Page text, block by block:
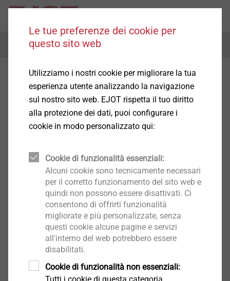
Menu
Le tue preferenze dei cookie per
questo sito web
Utilizziamo i nostri cookie per migliorare la tua
esperienza utente analizzando la navigazione
sul nostro sito web. EJOT rispetta il tuo diritto
alla protezione dei dati, puoi configurare i
cookie in modo personalizzato qui:
Cookie di funzionalità essenziali:
Alcuni cookie sono tecnicamente necessari
per il corretto funzionamento del sito web e
quindi non possono essere disattivati. Ci
consentono di offrirti funzionalità
migliorate e più personalizzate, senza
questi cookie alcune pagine e servizi
all'interno del web potrebbero essere
disabilitati.
Cookie di funzionalità non essenziali: